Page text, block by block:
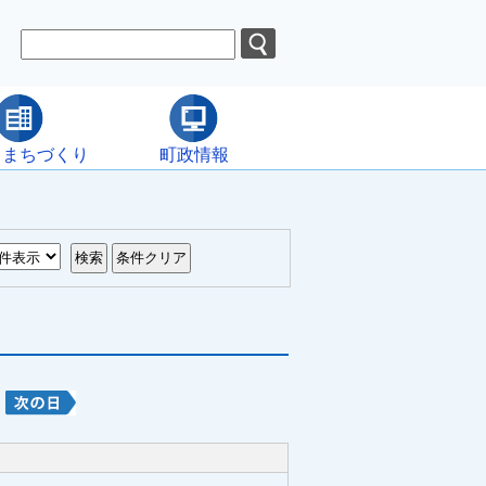
ちづくり 町政情報